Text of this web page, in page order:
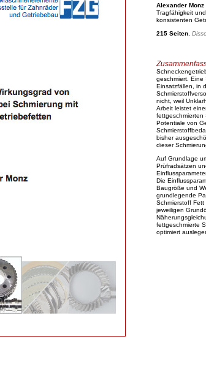
Alexander Monz
Tragfähigkeit
konsistenten
215 Seiten
geschmiert. Eine
Einsatzfällen, in
nicht, weil
Arbeit leistet
fettgeschmierten
Potentiale von
bisher
dieser
Auf Grundlage
Prüfradsätzen
Die
Baugröße und
grundlegende
Schmierstoff
jeweiligen
fettgeschmierte
optimiert